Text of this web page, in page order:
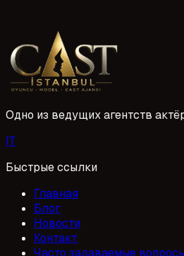
oluşturmanın püf noktalarını
1 Mayıs 2026
Одно из ведущих агентств
IT
Быстрые ссылки
Главная
Блог
Новости
Контакт
Часто задаваемые